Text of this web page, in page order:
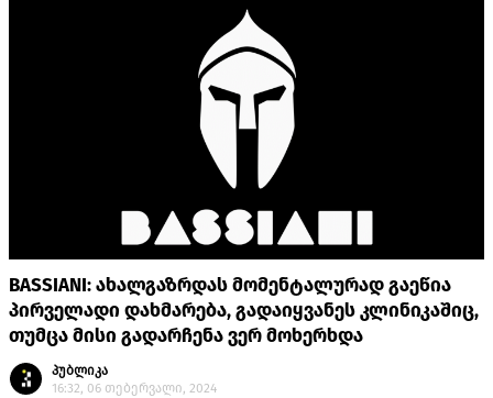
BASSIANI: ახალგაზრდას მომენტალურად გაეწია
პირველადი დახმარება, გადაიყვანეს კლინიკაშიც,
თუმცა მისი გადარჩენა ვერ მოხერხდა
პუბლიკა
16:32, 06 თებერვალი, 2024